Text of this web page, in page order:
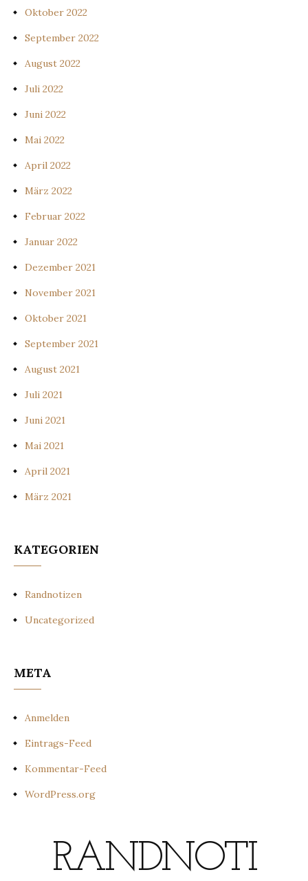
Oktober 2022
September 2022
August 2022
Juli 2022
Juni 2022
Mai 2022
April 2022
März 2022
Februar 2022
Januar 2022
Dezember 2021
November 2021
Oktober 2021
September 2021
August 2021
Juli 2021
Juni 2021
Mai 2021
April 2021
März 2021
KATEGORIEN
Randnotizen
Uncategorized
META
Anmelden
Eintrags-Feed
Kommentar-Feed
WordPress.org
RANDNOTI